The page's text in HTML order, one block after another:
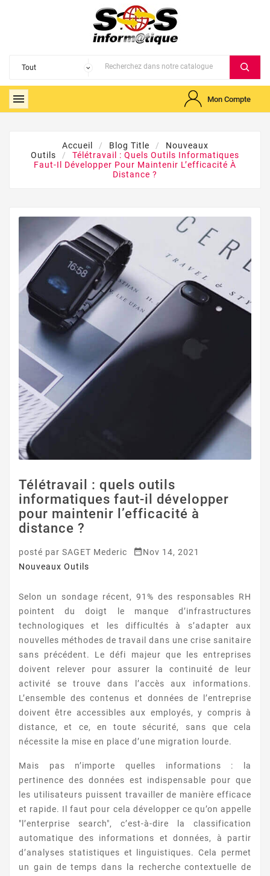
 Mon Compte
Accueil Blog Title
Nouveaux
Outils
Télétravail : Quels Outils Informatiques
Faut-Il Développer Pour Maintenir L’efficacité À
Distance ?
Télétravail : quels outils
informatiques faut-il développer
pour maintenir l’efficacité à
distance ?
posté par SAGET Mederic Nov 14, 2021
Nouveaux Outils
Selon un sondage récent, 91% des responsables RH
pointent du doigt le manque d’infrastructures
technologiques et les difficultés à s’adapter aux
nouvelles méthodes de travail dans une crise sanitaire
sans précédent. Le défi majeur que les entreprises
doivent relever pour assurer la continuité de leur
activité se trouve dans l’accès aux informations.
L’ensemble des contenus et données de l’entreprise
doivent être accessibles aux employés, y compris à
distance, et ce, en toute sécurité, sans que cela
nécessite la mise en place d’une migration lourde.
Mais pas n’importe quelles informations : la
pertinence des données est indispensable pour que
les utilisateurs puissent travailler de manière efficace
et rapide. Il faut pour cela développer ce qu’on appelle
"l’enterprise search", c’est-à-dire la classification
automatique des informations et données, à partir
d’analyses statistiques et linguistiques. Cela permet
un gain de temps dans la recherche contextuelle de